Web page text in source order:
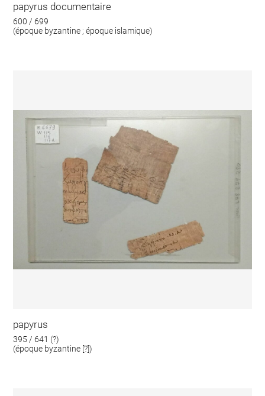
papyrus documentaire
600 / 699
(époque byzantine ; époque islamique)
papyrus
395 / 641 (?)
(époque byzantine [?])